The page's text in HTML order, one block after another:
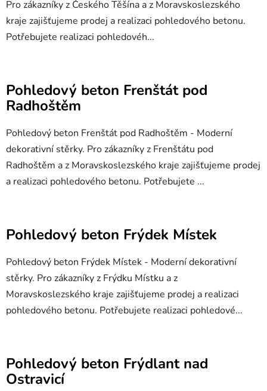
Pro zákazníky z Českého Těšína a z Moravskoslezského
kraje zajišťujeme prodej a realizaci pohledového betonu.
Potřebujete realizaci pohledovéh...
Pohledový beton Frenštát pod
Radhoštěm
Pohledový beton Frenštát pod Radhoštěm - Moderní
dekorativní stěrky. Pro zákazníky z Frenštátu pod
Radhoštěm a z Moravskoslezského kraje zajišťujeme prodej
a realizaci pohledového betonu. Potřebujete ...
Pohledový beton Frýdek Místek
Pohledový beton Frýdek Místek - Moderní dekorativní
stěrky. Pro zákazníky z Frýdku Místku a z
Moravskoslezského kraje zajišťujeme prodej a realizaci
pohledového betonu. Potřebujete realizaci pohledové...
Pohledový beton Frýdlant nad
Ostravicí